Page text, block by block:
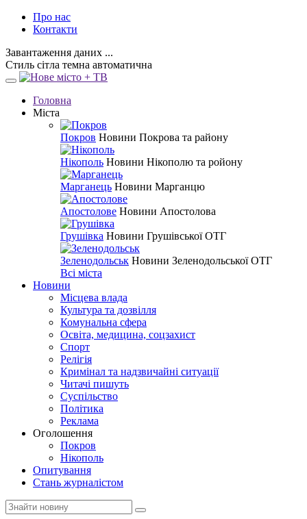
Про нас
Контакти
Завантаження даних ...
Стиль сітла темна автоматична
Головна
Міста
Покров Новини Покрова та району
Нікополь Новини Нікополю та ройону
Марганець Новини Марганцю
Апостолове Новини Апостолова
Грушівка Новини Грушівської ОТГ
Зеленодольськ Новини Зеленодольської ОТГ
Всі міста
Новини
Місцева влада
Культура та дозвілля
Комунальна сфера
Освіта, медицина, соцзахист
Спорт
Релігія
Кримінал та надзвичайні ситуації
Читачі пишуть
Суспільство
Політика
Реклама
Оголошення
Покров
Нікополь
Опитування
Стань журналістом